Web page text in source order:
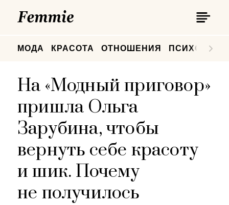
МОДА КРАСОТА ОТНОШЕНИЯ
На «Модный приговор»
пришла Ольга
Зарубина, чтобы
вернуть себе красоту
и шик. Почему
не получилось